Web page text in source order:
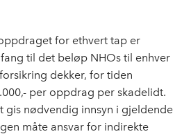
for ethvert tap er
til det beløp NHOs til enhver
dekker, for tiden
per oppdrag per skadelidt.
gis nødvendig innsyn i gjeldende
måte ansvar for indirekte